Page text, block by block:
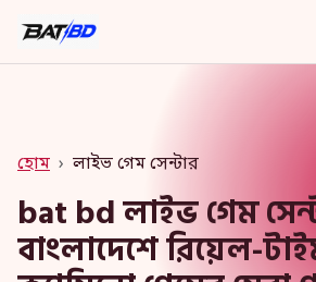
হোম লাইভ গেম সেন্টার
bat bd লাইভ গেম
বাংলাদেশে রিয়েল-